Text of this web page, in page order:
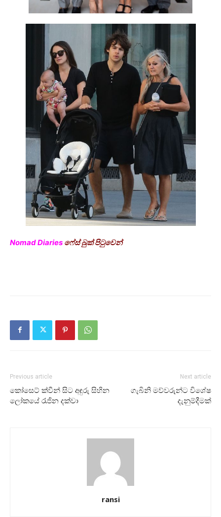
Nomad Diaries ෆේස් බුක් පිටුවෙන්
Previous article
කෝසෙට් ක්වීන් සිට අඳුරු සිහින
ලෝකයේ රැජින දක්වා
Next article
ගැබිනි මව්වරුන්ට විශේෂ
දැනුම්දීමක්
ransi